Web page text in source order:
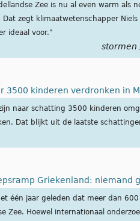
Zee is nu al even warm als
zegt klimaatwetenschapper
ideaal voor."
stormen
3500 kinderen verdronken in
naar schatting 3500 kinderen
Dat blijkt uit de laatste
Griekenland: niemand
één jaar geleden dat meer dan
Zee. Hoewel internationaal